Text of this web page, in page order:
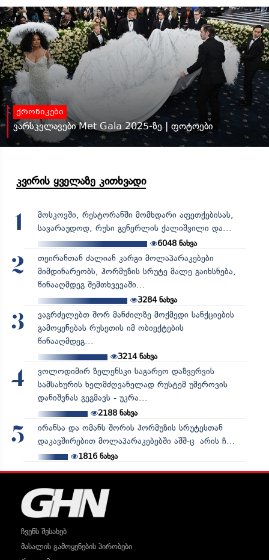
ქრონიკები
ვარსკვლავები Met Gala 2025-ზე | ფოტოები
კვირის ყველაზე კითხვადი
1
მოსკოვში, რესტორანში მომხდარი აფეთქებისას,
სავარაუდოდ, რუსი გენერლის ქალიშვილი და...
6048 ნახვა
2
თეირანთან ძალიან კარგი მოლაპარაკებები
მიმდინარეობს, ჰორმუზის სრუტე მალე გაიხსნება,
წინააღმდეგ შემთხვევაში...
3284ნახვა
3
ვაგრძელებთ შორ მანძილზე მოქმედი სანქციების
გამოყენებას რუსეთის იმ ობიექტების
წინააღმდეგ...
3214ნახვა
4
ვოლოდიმირ ზელენსკი საგარეო დაზვერვის
სამსახურის ხელმძღვანელად რუსტემ უმეროვის
დანიშვნას გეგმავს - უკრა...
2188ნახვა
5
ირანსა და ომანს შორის ჰორმუზის სრუტესთან
დაკავშირებით მოლაპარაკებებში აშშ-ც არის ჩ...
1816ნახვა
ჩვენს შესახებ
მასალის გამოყენების პირობები